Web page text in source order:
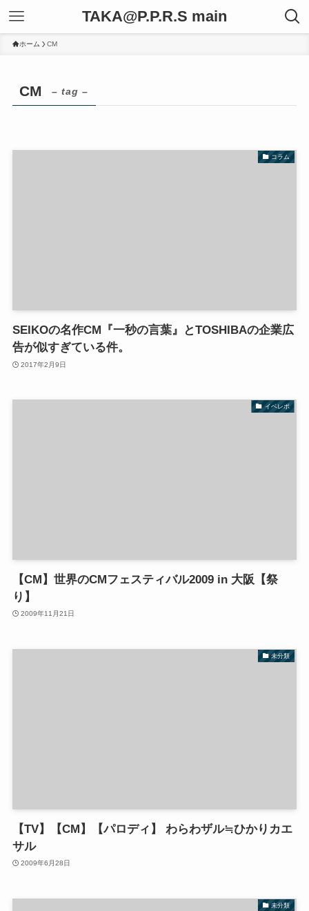
TAKA@P.P.R.S main
ホーム CM
CM – tag –
コラム
SEIKOの名作CM『一秒の言葉』とTOSHIBAの企業広
告が似すぎている件。
2017年2月9日
イベレポ
【CM】世界のCMフェスティバル2009 in 大阪【祭
り】
2009年11月21日
未分類
【TV】【CM】【パロディ】 わらわザル≒ひかりカエ
サル
2009年6月28日
未分類